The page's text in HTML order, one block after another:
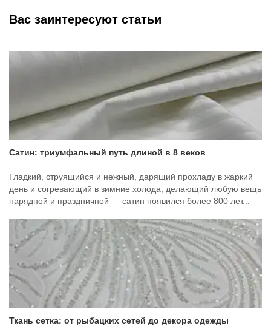
Вас заинтересуют статьи
Сатин: триумфальный путь длиной в 8 веков
Гладкий, струящийся и нежный, дарящий прохладу в жаркий
день и согревающий в зимние холода, делающий любую вещь
нарядной и праздничной — сатин появился более 800 лет...
Ткань сетка: от рыбацких сетей до декора одежды